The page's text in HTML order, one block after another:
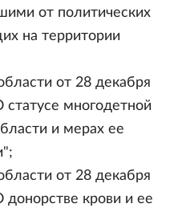
от политических
на территории
от 28 декабря
многодетной
и мерах ее
от 28 декабря
крови и ее